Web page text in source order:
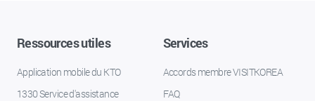
Ressources utiles
Application mobile du KTO
1330 Service d'assistance
Services
Accords membre VISITKOREA
FAQ